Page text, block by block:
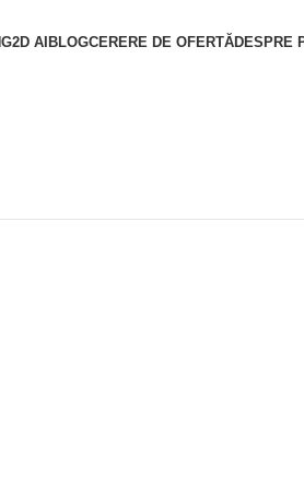
G2D AI BLOGCERERE DE OFERTĂDESPRE